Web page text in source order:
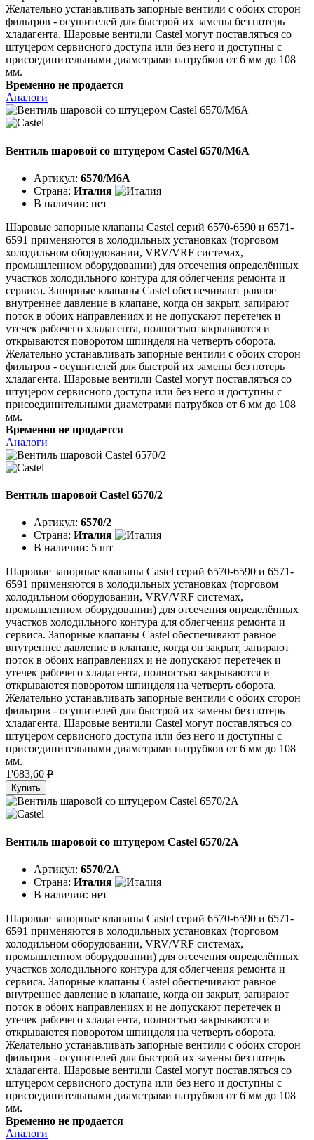
Желательно устанавливать запорные вентили с обоих сторон
фильтров - осушителей для быстрой их замены без потерь
хладагента. Шаровые вентили Castel могут поставляться со
штуцером сервисного доступа или без него и доступны с
присоединительными диаметрами патрубков от 6 мм до 108
мм.
Временно не продается
Аналоги
Вентиль шаровой со штуцером Castel 6570/M6A
Артикул: 6570/M6A
Страна: Италия
В наличии: нет
Шаровые запорные клапаны Castel серий 6570-6590 и 6571-
6591 применяются в холодильных установках (торговом
холодильном оборудовании, VRV/VRF системах,
промышленном оборудовании) для отсечения определённых
участков холодильного контура для облегчения ремонта и
сервиса. Запорные клапаны Castel обеспечивают равное
внутреннее давление в клапане, когда он закрыт, запирают
поток в обоих направлениях и не допускают перетечек и
утечек рабочего хладагента, полностью закрываются и
открываются поворотом шпинделя на четверть оборота.
Желательно устанавливать запорные вентили с обоих сторон
фильтров - осушителей для быстрой их замены без потерь
хладагента. Шаровые вентили Castel могут поставляться со
штуцером сервисного доступа или без него и доступны с
присоединительными диаметрами патрубков от 6 мм до 108
мм.
Временно не продается
Аналоги
Вентиль шаровой Castel 6570/2
Артикул: 6570/2
Страна: Италия
В наличии: 5 шт
Шаровые запорные клапаны Castel серий 6570-6590 и 6571-
6591 применяются в холодильных установках (торговом
холодильном оборудовании, VRV/VRF системах,
промышленном оборудовании) для отсечения определённых
участков холодильного контура для облегчения ремонта и
сервиса. Запорные клапаны Castel обеспечивают равное
внутреннее давление в клапане, когда он закрыт, запирают
поток в обоих направлениях и не допускают перетечек и
утечек рабочего хладагента, полностью закрываются и
открываются поворотом шпинделя на четверть оборота.
Желательно устанавливать запорные вентили с обоих сторон
фильтров - осушителей для быстрой их замены без потерь
хладагента. Шаровые вентили Castel могут поставляться со
штуцером сервисного доступа или без него и доступны с
присоединительными диаметрами патрубков от 6 мм до 108
мм.
1'683,60 P
Купить
Вентиль шаровой со штуцером Castel 6570/2A
Артикул: 6570/2A
Страна: Италия
В наличии: нет
Шаровые запорные клапаны Castel серий 6570-6590 и 6571-
6591 применяются в холодильных установках (торговом
холодильном оборудовании, VRV/VRF системах,
промышленном оборудовании) для отсечения определённых
участков холодильного контура для облегчения ремонта и
сервиса. Запорные клапаны Castel обеспечивают равное
внутреннее давление в клапане, когда он закрыт, запирают
поток в обоих направлениях и не допускают перетечек и
утечек рабочего хладагента, полностью закрываются и
открываются поворотом шпинделя на четверть оборота.
Желательно устанавливать запорные вентили с обоих сторон
фильтров - осушителей для быстрой их замены без потерь
хладагента. Шаровые вентили Castel могут поставляться со
штуцером сервисного доступа или без него и доступны с
присоединительными диаметрами патрубков от 6 мм до 108
мм.
Временно не продается
Аналоги